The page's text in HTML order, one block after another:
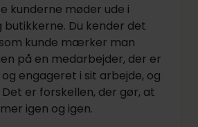
kunderne møder ude i
butikkerne. Du kender det
kunde mærker man
på en medarbejder, der er
engageret i sit arbejde, og
Det er forskellen, der gør, at
igen og igen.